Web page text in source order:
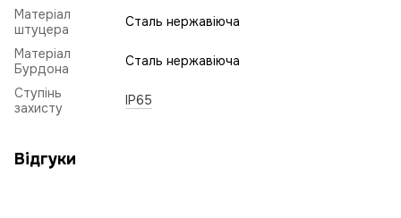
Матеріал
штуцера
Сталь нержавіюча
Матеріал
Бурдона
Сталь нержавіюча
Ступінь
захисту
IP65
Відгуки